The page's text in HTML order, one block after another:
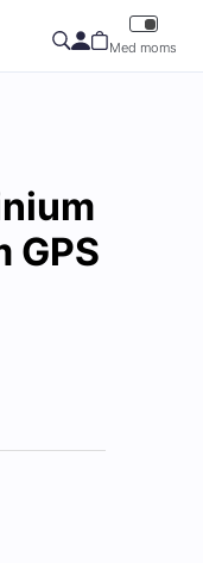
Med moms
GPS